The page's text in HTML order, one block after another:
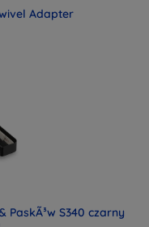
Adapter
PaskÃ³w S340 czarny